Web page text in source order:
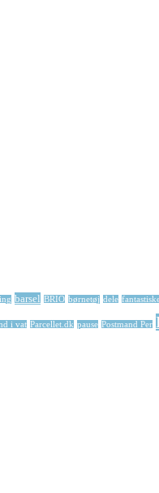
barsel BRIO børnetøj dele
i vat Parcellet.dk pause Postmand Per